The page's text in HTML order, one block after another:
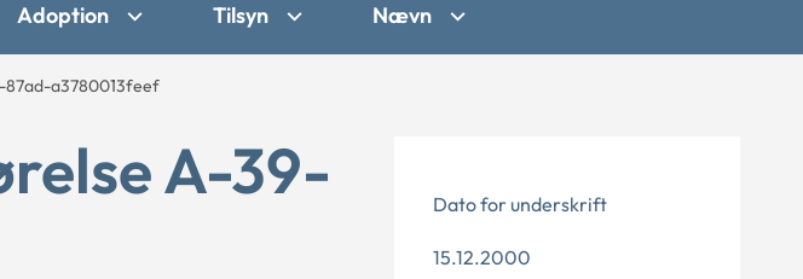
Adoption Tilsyn Nævn
a3780013feef
A-39-
Dato for underskrift
15.12.2000